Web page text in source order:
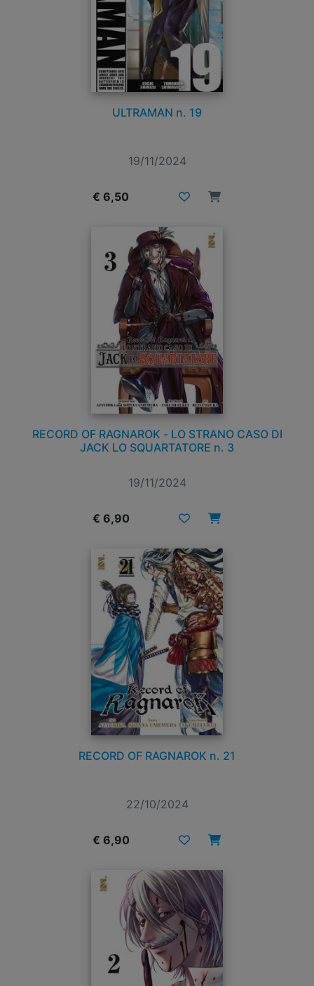
ULTRAMAN n. 19
19/11/2024
€ 6,50
RECORD OF RAGNAROK - LO STRANO CASO DI
JACK LO SQUARTATORE n. 3
19/11/2024
€ 6,90
RECORD OF RAGNAROK n. 21
22/10/2024
€ 6,90